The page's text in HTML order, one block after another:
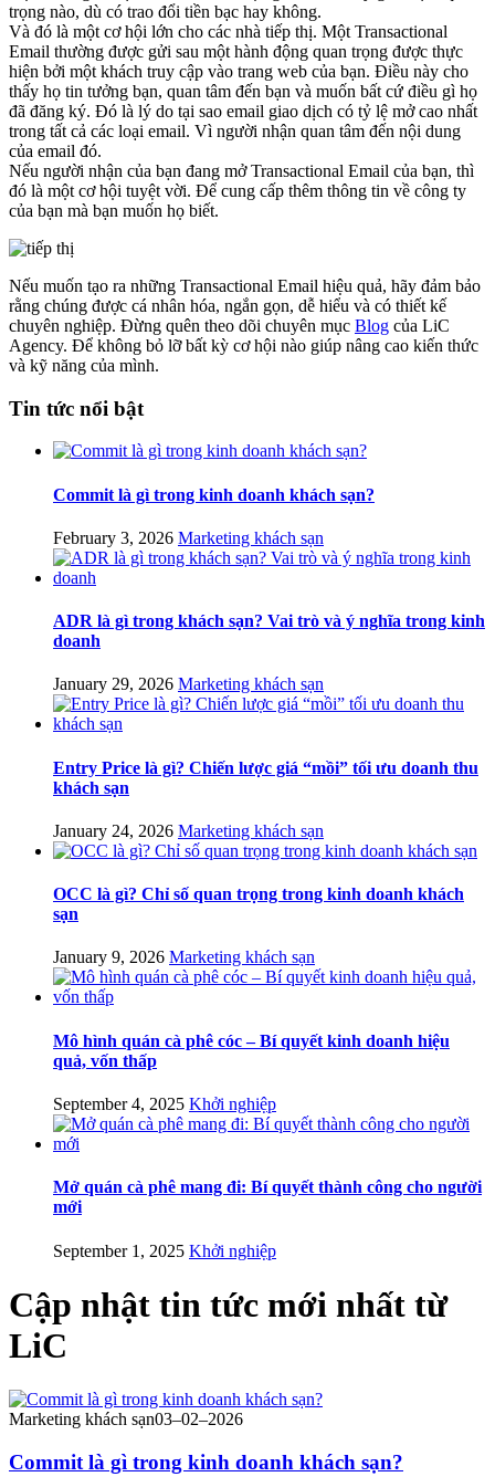
trọng nào, dù có trao đổi tiền bạc hay không.
Và đó là một cơ hội lớn cho các nhà tiếp thị. Một Transactional
Email thường được gửi sau một hành động quan trọng được thực
hiện bởi một khách truy cập vào trang web của bạn. Điều này cho
thấy họ tin tưởng bạn, quan tâm đến bạn và muốn bất cứ điều gì họ
đã đăng ký. Đó là lý do tại sao email giao dịch có tỷ lệ mở cao nhất
trong tất cả các loại email. Vì người nhận quan tâm đến nội dung
của email đó.
Nếu người nhận của bạn đang mở Transactional Email của bạn, thì
đó là một cơ hội tuyệt vời. Để cung cấp thêm thông tin về công ty
của bạn mà bạn muốn họ biết.
Nếu muốn tạo ra những Transactional Email hiệu quả, hãy đảm bảo
rằng chúng được cá nhân hóa, ngắn gọn, dễ hiểu và có thiết kế
chuyên nghiệp. Đừng quên theo dõi chuyên mục Blog của LiC
Agency. Để không bỏ lỡ bất kỳ cơ hội nào giúp nâng cao kiến thức
và kỹ năng của mình.
Tin tức nổi bật
Commit là gì trong kinh doanh khách sạn?
February 3, 2026 Marketing khách sạn
ADR là gì trong khách sạn? Vai trò và ý nghĩa trong kinh
doanh
January 29, 2026 Marketing khách sạn
Entry Price là gì? Chiến lược giá “mồi” tối ưu doanh thu
khách sạn
January 24, 2026 Marketing khách sạn
OCC là gì? Chỉ số quan trọng trong kinh doanh khách
sạn
January 9, 2026 Marketing khách sạn
Mô hình quán cà phê cóc – Bí quyết kinh doanh hiệu
quả, vốn thấp
September 4, 2025 Khởi nghiệp
Mở quán cà phê mang đi: Bí quyết thành công cho người
mới
September 1, 2025 Khởi nghiệp
Cập nhật tin tức mới nhất từ
LiC
Marketing khách sạn03–02–2026
Commit là gì trong kinh doanh khách sạn?